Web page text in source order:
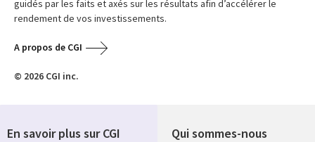
guidés par les faits et axés sur les résultats afin d’accélérer le
rendement de vos investissements.
A propos de CGI
© 2026 CGI inc.
Qui sommes-nous
En savoir plus sur CGI